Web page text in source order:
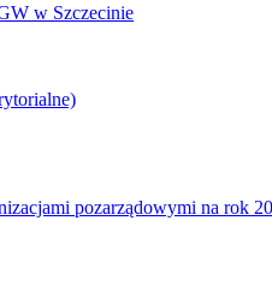
w Szczecinie
pozarządowymi na rok